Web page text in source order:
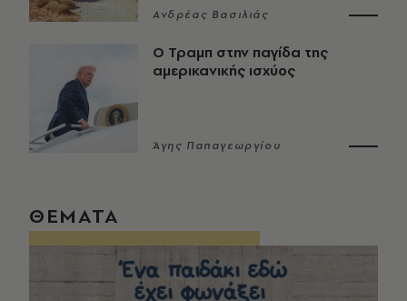
Ανδρέας Βασιλιάς
Ο Τραμπ στην παγίδα της
αμερικανικής ισχύος
Άγης Παπαγεωργίου
ΘΕΜΑΤΑ